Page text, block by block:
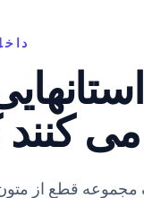
می کنند